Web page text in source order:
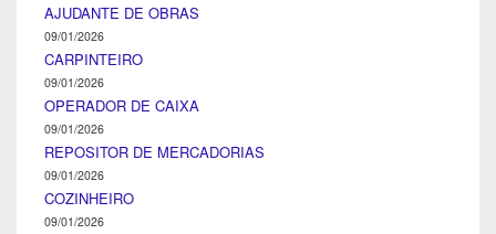
AJUDANTE DE OBRAS
09/01/2026
CARPINTEIRO
09/01/2026
OPERADOR DE CAIXA
09/01/2026
REPOSITOR DE MERCADORIAS
09/01/2026
COZINHEIRO
09/01/2026